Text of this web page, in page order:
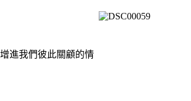
進我們彼此關顧的情